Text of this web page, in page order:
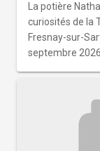
La potière
curiosités de la
Fresnay-sur-
septembre
de 10h30 à
août à 18h.